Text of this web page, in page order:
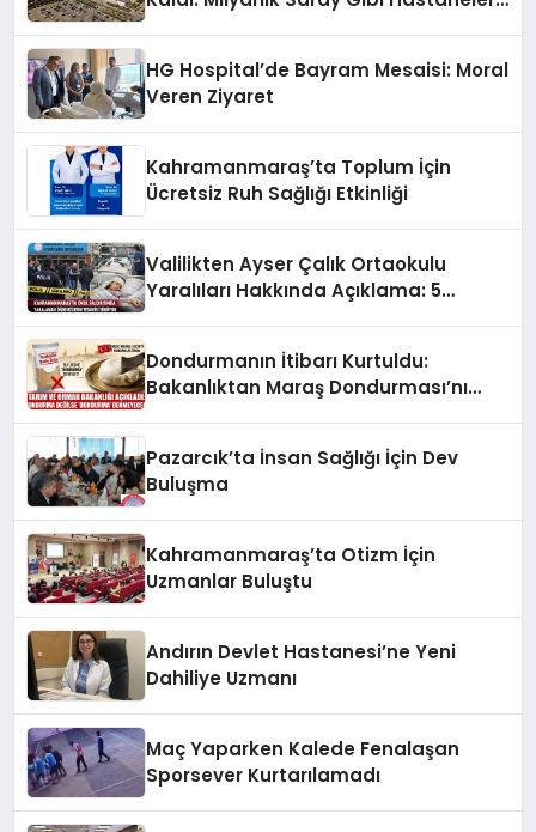
HG Hospital’de Bayram Mesaisi: Moral
Veren Ziyaret
Kahramanmaraş’ta Toplum İçin
Ücretsiz Ruh Sağlığı Etkinliği
Valilikten Ayser Çalık Ortaokulu
Yaralıları Hakkında Açıklama: 5
Dondurmanın İtibarı Kurtuldu:
Bakanlıktan Maraş Dondurması’nı
Pazarcık’ta İnsan Sağlığı İçin Dev
Buluşma
Kahramanmaraş’ta Otizm İçin
Uzmanlar Buluştu
Andırın Devlet Hastanesi’ne Yeni
Dahiliye Uzmanı
Maç Yaparken Kalede Fenalaşan
Sporsever Kurtarılamadı